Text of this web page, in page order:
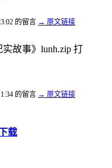
的留言 → 原文链接
故事》lunh.zip 打
的留言 → 原文链接
载